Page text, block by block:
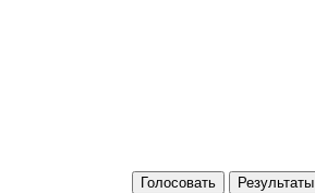
Голосовать Результаты